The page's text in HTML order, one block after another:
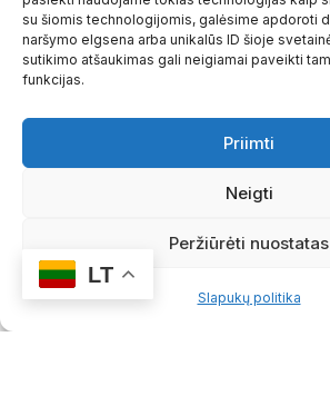
su šiomis technologijomis, galėsime apdoroti
naršymo elgsena arba unikalūs ID šioje
sutikimo atšaukimas gali neigiamai paveikti
funkcijas.
Priimti
Neigti
Peržiūrėti nuostatas
Slapukų politika
✓ Akmens gaminius interjerui
✓Akmens skaldą (mažmenine
prekyba)
✓ Nestandartinius projektus
✓ Kriptų pardavimą Kėdainių
kolumbariumuose
Sužinoti daugiau
LT